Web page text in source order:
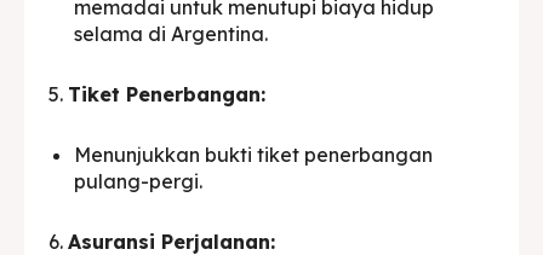
memadai untuk menutupi biaya hidup
selama di Argentina.
5. Tiket Penerbangan:
Menunjukkan bukti tiket penerbangan
pulang-pergi.
6. Asuransi Perjalanan: